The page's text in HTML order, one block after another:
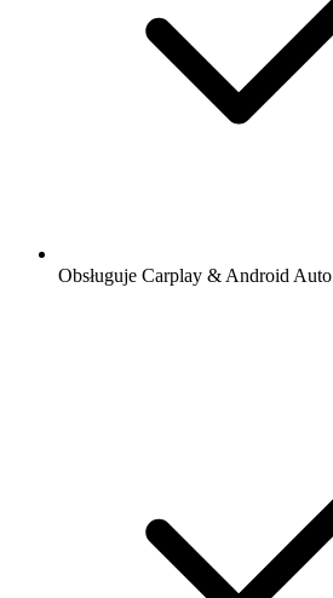
Obsługuje Carplay & Android Auto